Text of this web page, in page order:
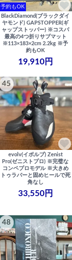
予約もOK
BlackDiamond(ブラックダイ
ヤモンド) GAPSTOPPER(ギ
ャップストッパー) ※コスパ
最高の4つ折りサブマット
※113×183×2cm 2.2kg ※予
約もOK
19,910円
45
evolv(イボルブ) Zenist
Pro(ゼニストプロ) ※完璧な
コンペプロモデル ※大きめ
トゥラバーと固めヒールで死
角なし
33,550円
48